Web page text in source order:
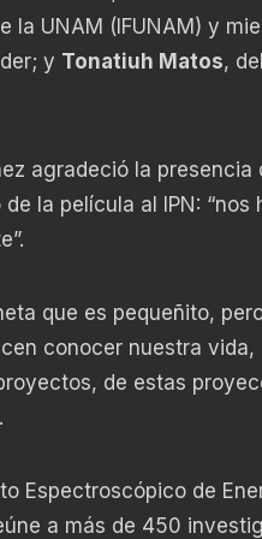
la UNAM (IFUNAM) y
y Tonatiuh Matos,
agradeció la
la película al IPN:
que es pequeñito,
conocer nuestra
de estas
Espectroscópico de
a más de 450